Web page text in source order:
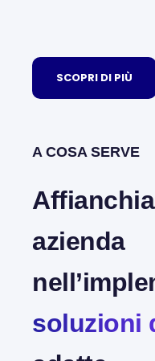
SCOPRI DI PIÙ
A COSA SERVE
azienda
soluzioni